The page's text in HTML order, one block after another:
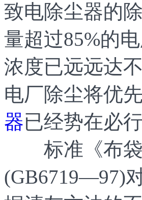
致电除尘器的
量超过85%的
浓度已远远达
电厂除尘将优
器已经势在必行
标准《布袋
(GB6719—97)